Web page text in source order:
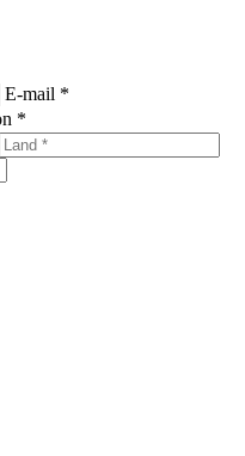
E-mail *
*